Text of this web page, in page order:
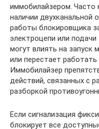
иммобилайзером. Часто
наличии двухканальной
работы блокировщика
электроцепи или
могут влиять на запуск
или перестает
Иммобилайзер
действий, связанных с
разборкой
Если сигнализация
блокирует все